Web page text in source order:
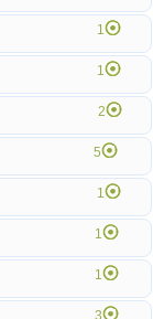
1
1
2
5
1
1
1
3